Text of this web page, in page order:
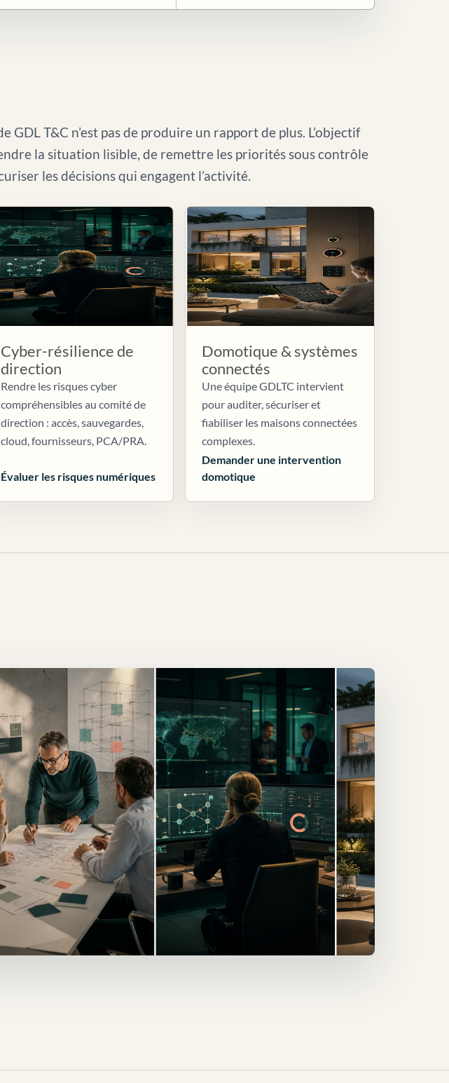
GDL T&C n’est pas de produire un rapport de plus. L’objectif
la situation lisible, de remettre les priorités sous contrôle
les décisions qui engagent l’activité.
Cyber-résilience de
direction
Rendre les risques cyber
compréhensibles au comité de
direction : accès, sauvegardes,
cloud, fournisseurs, PCA/PRA.
Évaluer les risques numériques
Domotique & systèmes
connectés
Une équipe GDLTC intervient
pour auditer, sécuriser et
fiabiliser les maisons connectées
complexes.
Demander une intervention
domotique